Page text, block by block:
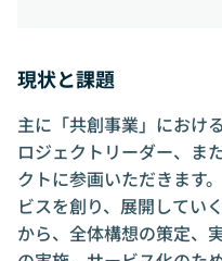
現状と課題
主に「共創事業」におけ
ロジェクトリーダー、ま
クトに参画いただきます
ビスを創り、展開してい
から、全体構想の策定、